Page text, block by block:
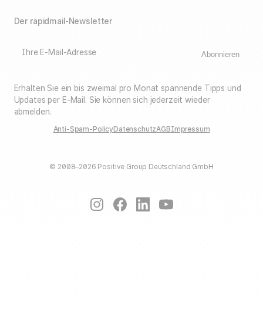
Der rapidmail-Newsletter
Ihre E-Mail-Adresse Abonnieren
Erhalten Sie ein bis zweimal pro Monat spannende Tipps und
Updates per E-Mail. Sie können sich jederzeit wieder
abmelden.
Anti-Spam-PolicyDatenschutzAGBImpressum
© 2008–2026 Positive Group Deutschland GmbH